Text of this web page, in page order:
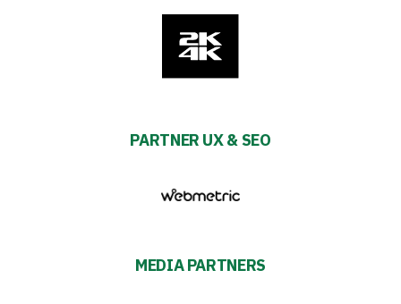
PARTNER UX & SEO
MEDIA PARTNERS